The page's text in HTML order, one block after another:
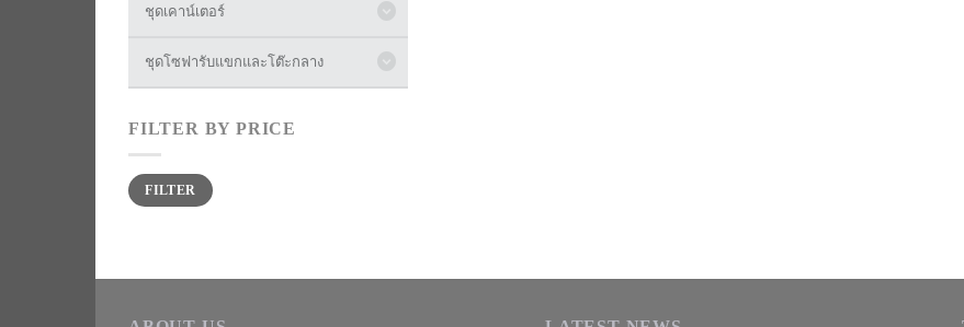
ชุดเคาน์เตอร์
ชุดโซฟารับแขกและโต๊ะกลาง
FILTER BY PRICE
Min
price
Max
priceFILTER